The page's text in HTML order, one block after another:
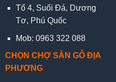
Tổ 4, Suối Đá, Dương
Tơ, Phú Quốc
Mob: 0963 322 088
CHỌN CHỢ SÀN GỖ ĐỊA
PHƯƠNG